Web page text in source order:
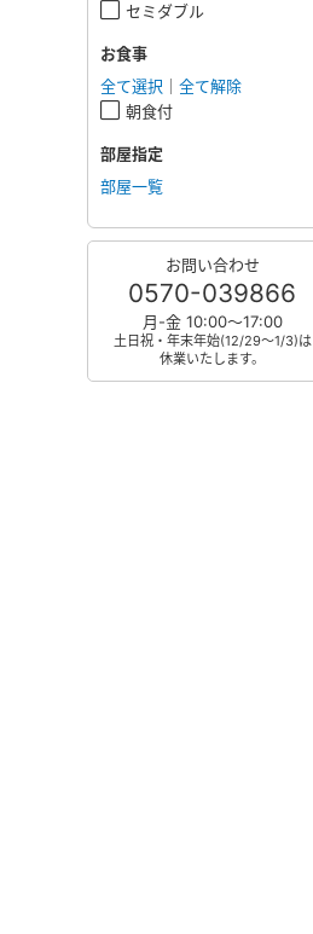
セミダブル
お食事
全て選択
全て解除
朝食付
部屋指定
部屋一覧
お問い合わせ
0570-039866
月-金 10:00～17:00
土日祝・年末年始(12/29～1/3)は
休業いたします。